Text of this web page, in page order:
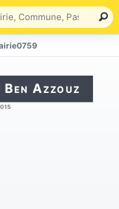
Azzouz